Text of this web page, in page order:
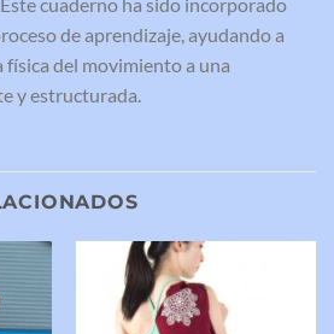
de aprendizaje, ayudando a
del movimiento a una
y estructurada.